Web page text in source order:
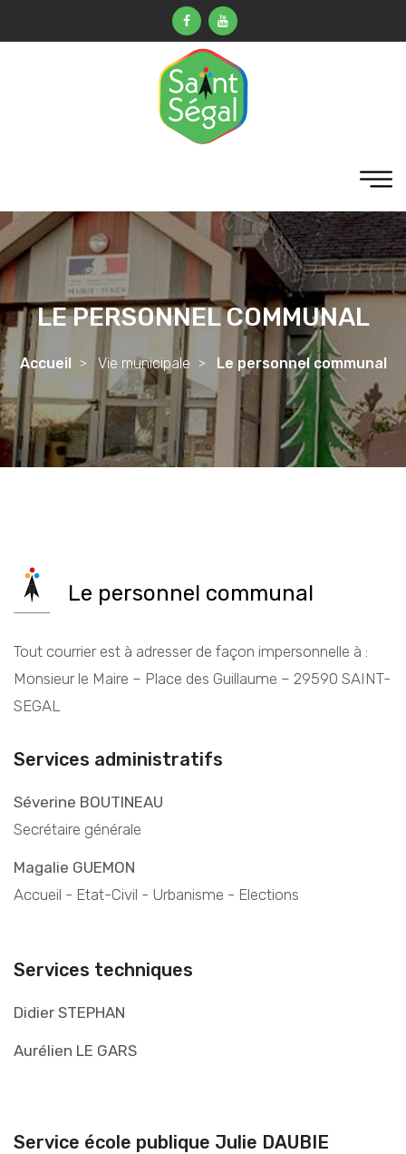
LE PERSONNEL COMMUNAL
Accueil Vie municipale Le personnel communal
Le personnel communal
Tout courrier est à adresser de façon impersonnelle à :
Monsieur le Maire – Place des Guillaume – 29590 SAINT-
SEGAL
Services administratifs
Séverine BOUTINEAU
Secrétaire générale
Magalie GUEMON
Accueil - Etat-Civil - Urbanisme - Elections
Services techniques
Didier STEPHAN
Aurélien LE GARS
Service école publique Julie DAUBIE